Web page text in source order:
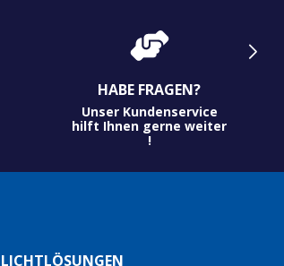
HABE FRAGEN?
Unser Kundenservice
hilft Ihnen gerne weiter
!
LICHTLÖSUNGEN